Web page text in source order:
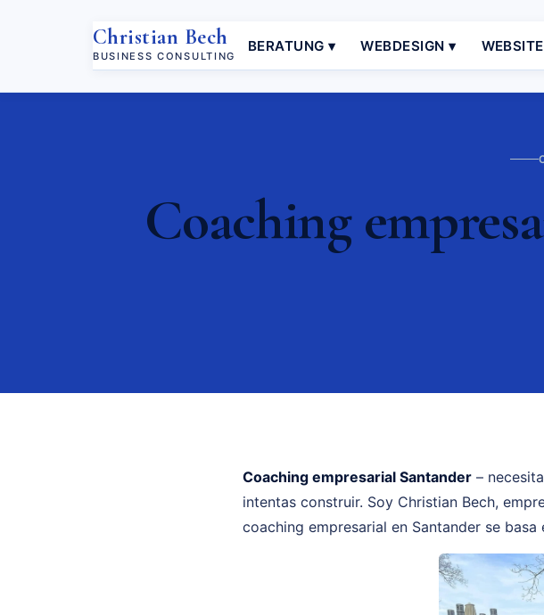
Christian Bech
BUSINESS CONSULTING
BERATUNG ▾ WEBDESIGN ▾
Coaching
Coaching empresarial Santander –
intentas construir. Soy Christian Bech,
coaching empresarial en Santander se